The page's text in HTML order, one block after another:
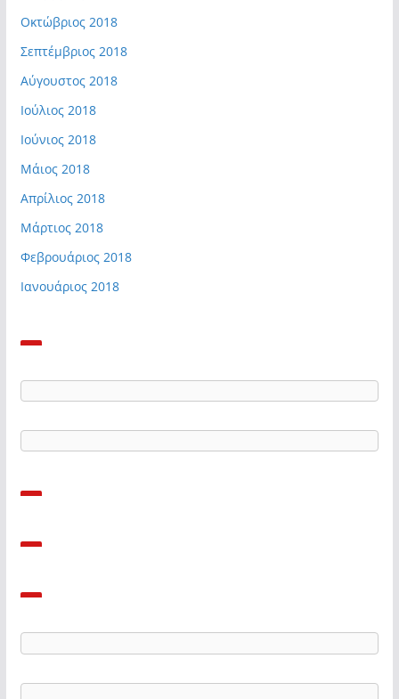
Οκτώβριος 2018
Σεπτέμβριος 2018
Αύγουστος 2018
Ιούλιος 2018
Ιούνιος 2018
Μάιος 2018
Απρίλιος 2018
Μάρτιος 2018
Φεβρουάριος 2018
Ιανουάριος 2018